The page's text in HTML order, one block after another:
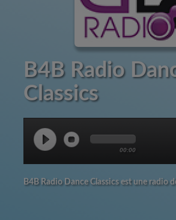
B4B Radio
Classics
00:00
B4B Radio Dance Classics est une radio